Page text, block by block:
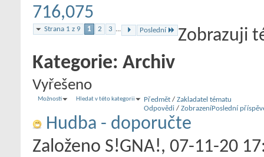
716,075
Strana 1 z 9 1 2 3 ... Poslední Zobrazuji
Kategorie: Archiv
Vyřešeno
Možnosti Hledat v této kategorii Předmět / Zakladatel tématu
Odpovědi / ZobrazeníPoslední
Hudba - doporučte
Založeno S!GNA!‎, 07-11-20